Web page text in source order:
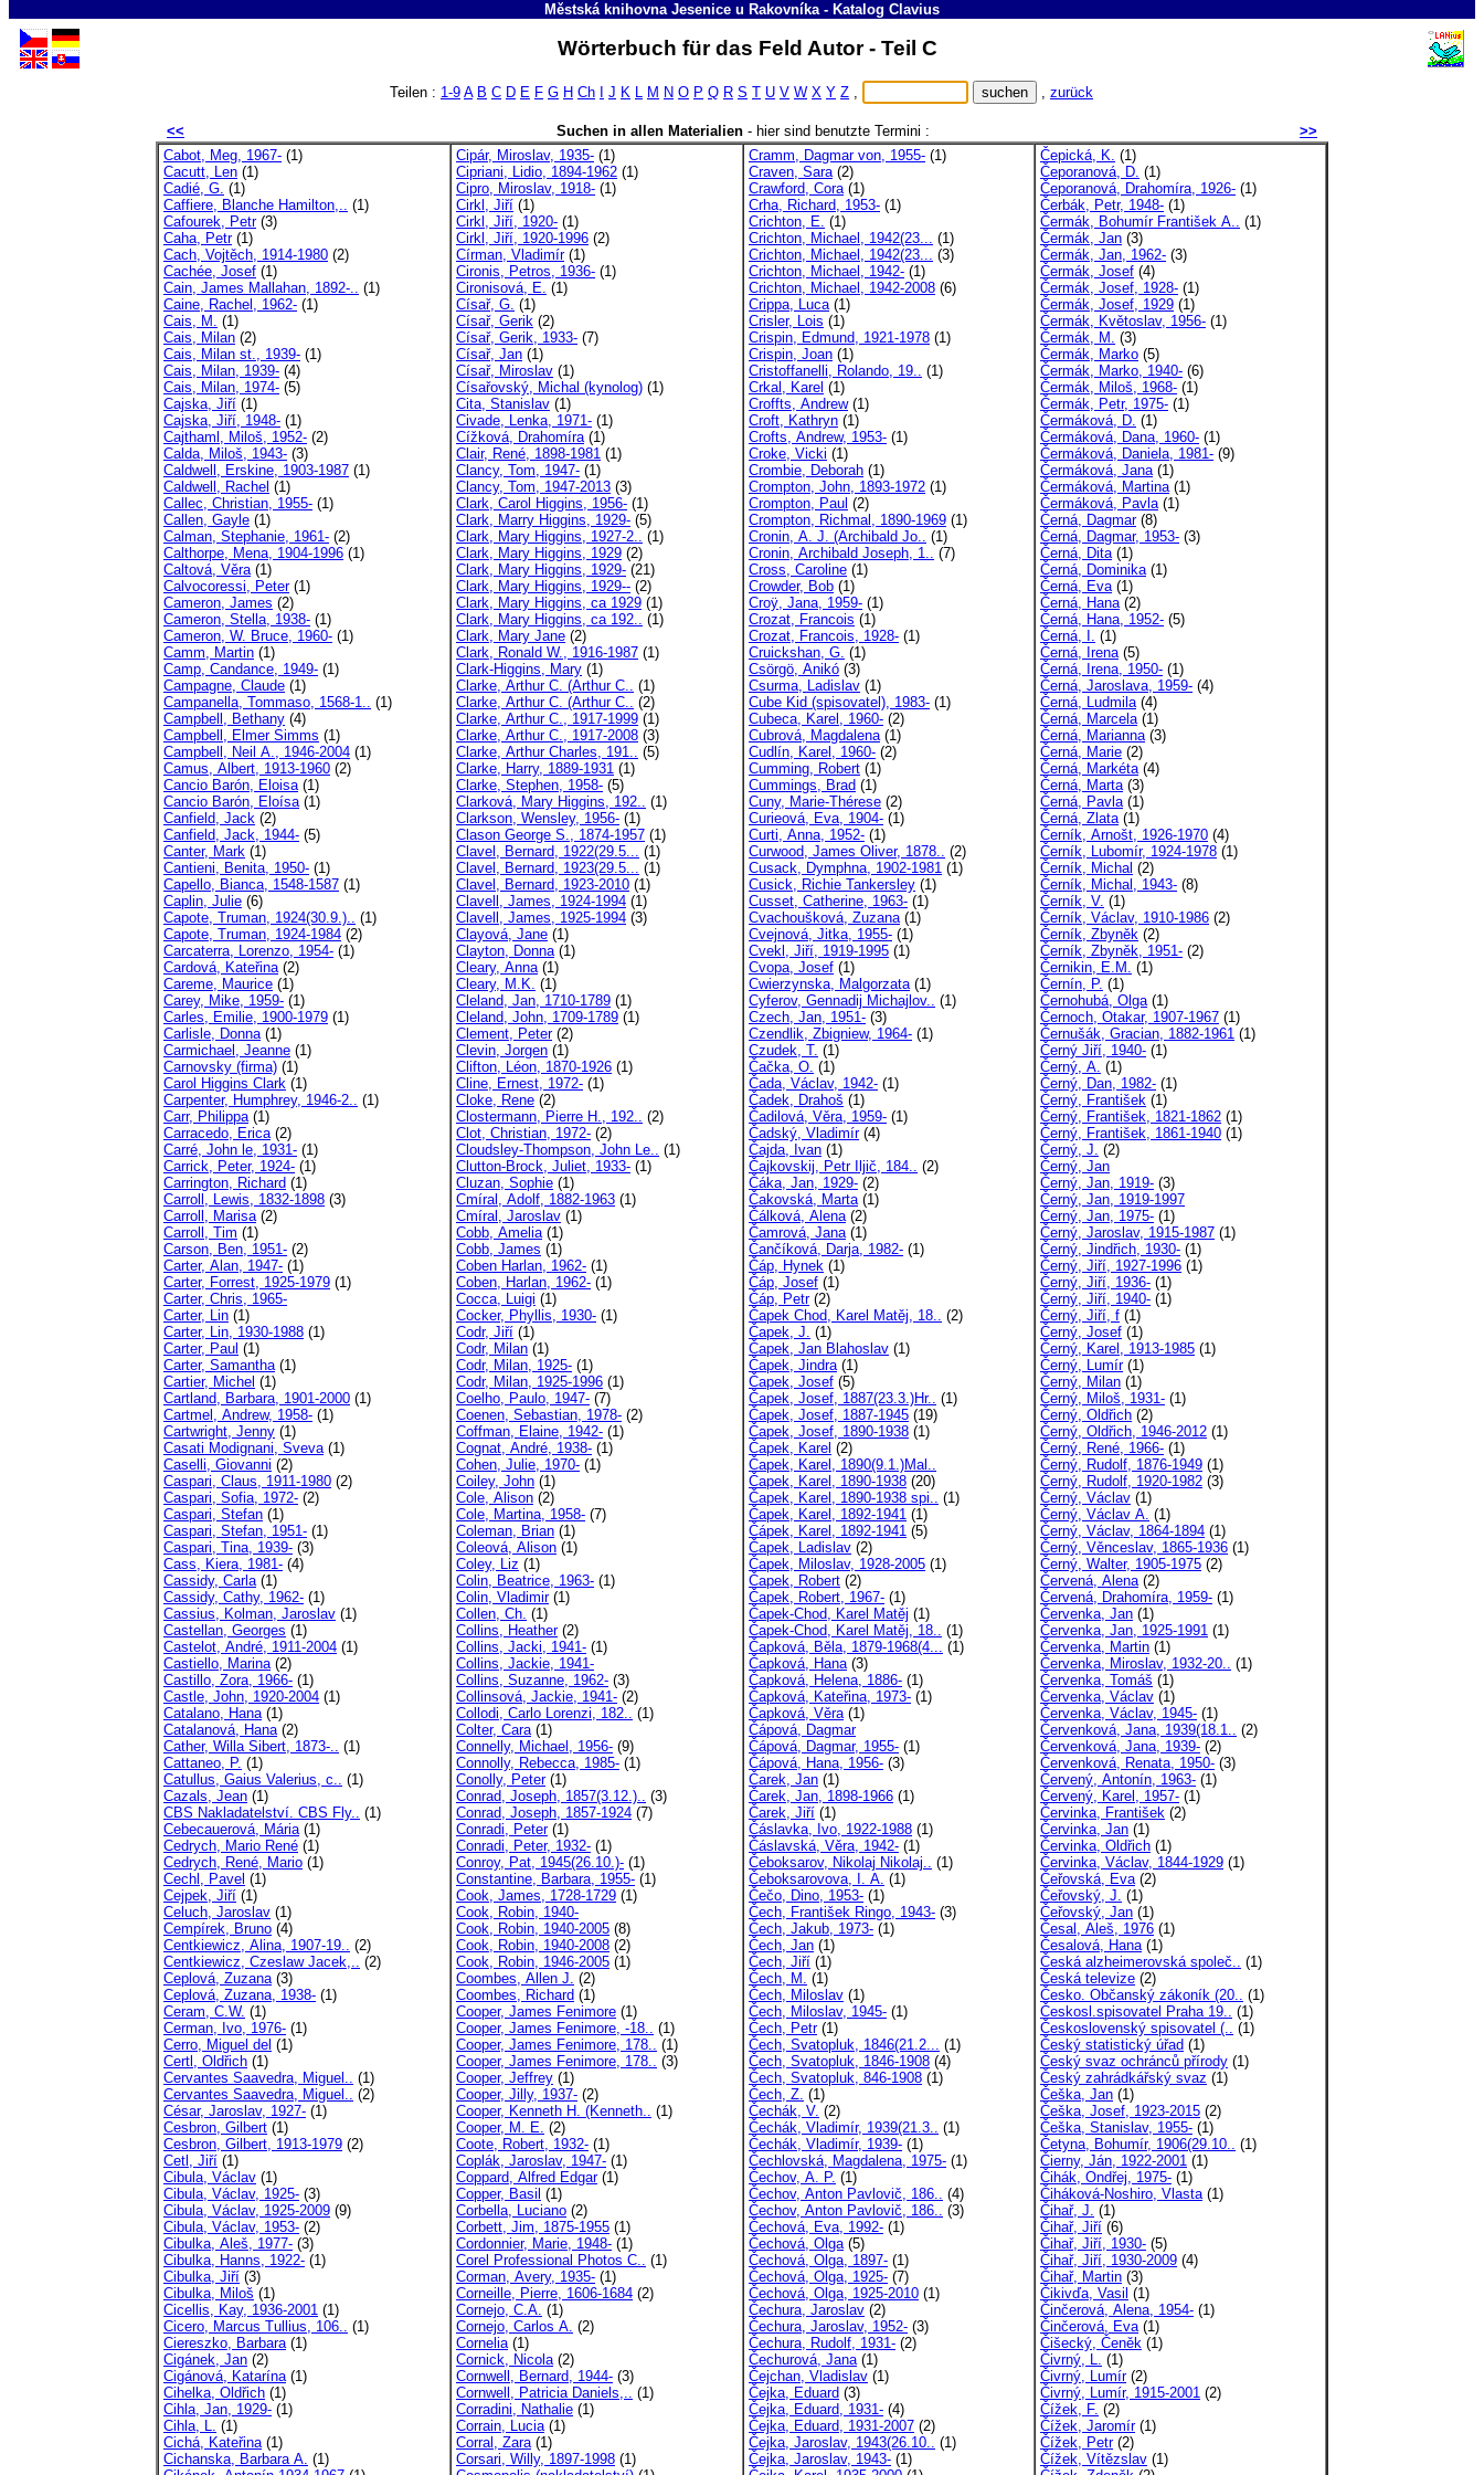
Městská knihovna Jesenice u Rakovníka- Katalog Clavius
Wörterbuch für das Feld Autor - Teil C
Teilen : 1-9 A B C D E F G H Ch J K L M N O P Q R S T U V W X Y Z , , zurück
<< Suchen in allen Materialien- hier sind benutzte Termini :
>>
Cabot, Meg, 1967- (1)
Cacutt, Len (1)
Cadié, G. (1)
Caffiere, Blanche Hamilton,.. (1)
Cafourek, Petr(3)
Caha, Petr(1)
Cach, Vojtěch, 1914-1980 (2)
Cachée, Josef (1)
Cain, James Mallahan, 1892-.. (1)
Caine, Rachel, 1962- (1)
Cais, M. (1)
Cais, Milan (2)
Cais, Milan st., 1939- (1)
Cais, Milan, 1939- (4)
Cais, Milan, 1974- (5)
Cajska, Jiří (1)
Cajska, Jiří, 1948- (1)
Cajthaml, Miloš, 1952- (2)
Calda, Miloš, 1943- (3)
Caldwell, Erskine, 1903-1987 (1)
Caldwell, Rachel (1)
Callec, Christian, 1955- (1)
Callen, Gayle (1)
Calman, Stephanie, 1961- (2)
Calthorpe, Mena, 1904-1996 (1)
Caltová, Věra(1)
Calvocoressi, Peter(1)
Cameron, James (2)
Cameron, Stella, 1938- (1)
Cameron, W. Bruce, 1960- (1)
Camm, Martin (1)
Camp, Candance, 1949- (1)
Campagne, Claude (1)
Campanella, Tommaso, 1568-1.. (1)
Campbell, Bethany (4)
Campbell, Elmer Simms (1)
Campbell, Neil A., 1946-2004 (1)
Camus, Albert, 1913-1960 (2)
Cancio Barón, Eloisa(1)
Cancio Barón, Eloísa(1)
Canfield, Jack (2)
Canfield, Jack, 1944- (5)
Canter, Mark (1)
Cantieni, Benita, 1950- (1)
Capello, Bianca, 1548-1587 (1)
Caplin, Julie (6)
Capote, Truman, 1924(30.9.).. (1)
Capote, Truman, 1924-1984 (2)
Carcaterra, Lorenzo, 1954- (1)
Cardová, Kateřina(2)
Careme, Maurice (1)
Carey, Mike, 1959- (1)
Carles, Emilie, 1900-1979 (1)
Carlisle, Donna(1)
Carmichael, Jeanne (1)
Carnovsky (firma) (1)
Carol Higgins Clark (1)
Carpenter, Humphrey, 1946-2.. (1)
Carr, Philippa(1)
Carracedo, Erica(2)
Carré, John le, 1931- (1)
Carrick, Peter, 1924- (1)
Carrington, Richard (1)
Carroll, Lewis, 1832-1898 (3)
Carroll, Marisa(2)
Carroll, Tim (1)
Carson, Ben, 1951- (2)
Carter, Alan, 1947- (1)
Carter, Forrest, 1925-1979 (1)
Carter, Chris, 1965-
Carter, Lin (1)
Carter, Lin, 1930-1988 (1)
Carter, Paul (1)
Carter, Samantha(1)
Cartier, Michel (1)
Cartland, Barbara, 1901-2000 (1)
Cartmel, Andrew, 1958- (1)
Cartwright, Jenny (1)
Casati Modignani, Sveva(1)
Caselli, Giovanni (2)
Caspari, Claus, 1911-1980 (2)
Caspari, Sofia, 1972- (2)
Caspari, Stefan (1)
Caspari, Stefan, 1951- (1)
Caspari, Tina, 1939- (3)
Cass, Kiera, 1981- (4)
Cassidy, Carla(1)
Cassidy, Cathy, 1962- (1)
Cassius, Kolman, Jaroslav (1)
Castellan, Georges (1)
Castelot, André, 1911-2004 (1)
Castiello, Marina(2)
Castillo, Zora, 1966- (1)
Castle, John, 1920-2004 (1)
Catalano, Hana(1)
Catalanová, Hana(2)
Cather, Willa Sibert, 1873-.. (1)
Cattaneo, P. (1)
Catullus, Gaius Valerius, c.. (1)
Cazals, Jean (1)
CBS Nakladatelství. CBS Fly.. (1)
Cebecauerová, Mária(1)
Cedrych, Mario René (1)
Cedrych, René, Mario (1)
Cechl, Pavel (1)
Cejpek, Jiří (1)
Celuch, Jaroslav (1)
Cempírek, Bruno (4)
Centkiewicz, Alina, 1907-19.. (2)
Centkiewicz, Czeslaw Jacek,.. (2)
Ceplová, Zuzana(3)
Ceplová, Zuzana, 1938- (1)
Ceram, C.W. (1)
Cerman, Ivo, 1976- (1)
Cerro, Miguel del (1)
Certl, Oldřich (1)
Cervantes Saavedra, Miguel.. (1)
Cervantes Saavedra, Miguel.. (2)
César, Jaroslav, 1927- (1)
Cesbron, Gilbert (1)
Cesbron, Gilbert, 1913-1979 (2)
Cetl, Jiří (1)
Cibula, Václav (1)
Cibula, Václav, 1925- (3)
Cibula, Václav, 1925-2009 (9)
Cibula, Václav, 1953- (2)
Cibulka, Aleš, 1977- (3)
Cibulka, Hanns, 1922- (1)
Cibulka, Jiří (3)
Cibulka, Miloš (1)
Cicellis, Kay, 1936-2001 (1)
Cicero, Marcus Tullius, 106.. (1)
Ciereszko, Barbara(1)
Cigánek, Jan (2)
Cigánová, Katarína(1)
Cihelka, Oldřich (1)
Cihla, Jan, 1929- (1)
Cihla, L. (1)
Cichá, Kateřina(1)
Cichanska, Barbara A. (1)
Cipár, Miroslav, 1935- (1)
Cipriani, Lidio, 1894-1962 (1)
Cipro, Miroslav, 1918- (1)
Cirkl, Jiří (1)
Cirkl, Jiří, 1920- (1)
Cirkl, Jiří, 1920-1996 (2)
Círman, Vladimír(1)
Cironis, Petros, 1936- (1)
Cironisová, E. (1)
Císař, G. (1)
Císař, Gerik (2)
Císař, Gerik, 1933- (7)
Císař, Jan (1)
Císař, Miroslav (1)
Císařovský, Michal (kynolog) (1)
Cita, Stanislav (1)
Civade, Lenka, 1971- (1)
Cížková, Drahomíra(1)
Clair, René, 1898-1981 (1)
Clancy, Tom, 1947- (1)
Clancy, Tom, 1947-2013 (3)
Clark, Carol Higgins, 1956- (1)
Clark, Marry Higgins, 1929- (5)
Clark, Mary Higgins, 1927-2.. (1)
Clark, Mary Higgins, 1929 (2)
Clark, Mary Higgins, 1929- (21)
Clark, Mary Higgins, 1929-- (2)
Clark, Mary Higgins, ca 1929 (1)
Clark, Mary Higgins, ca 192.. (1)
Clark, Mary Jane (2)
Clark, Ronald W., 1916-1987 (1)
Clark-Higgins, Mary (1)
Clarke, Arthur C. (Arthur C.. (1)
Clarke, Arthur C. (Arthur C.. (2)
Clarke, Arthur C., 1917-1999 (1)
Clarke, Arthur C., 1917-2008 (3)
Clarke, Arthur Charles, 191.. (5)
Clarke, Harry, 1889-1931 (1)
Clarke, Stephen, 1958- (5)
Clarková, Mary Higgins, 192.. (1)
Clarkson, Wensley, 1956- (1)
Clason George S., 1874-1957 (1)
Clavel, Bernard, 1922(29.5... (1)
Clavel, Bernard, 1923(29.5... (1)
Clavel, Bernard, 1923-2010 (1)
Clavell, James, 1924-1994 (1)
Clavell, James, 1925-1994 (3)
Clayová, Jane (1)
Clayton, Donna(1)
Cleary, Anna(1)
Cleary, M.K. (1)
Cleland, Jan, 1710-1789 (1)
Cleland, John, 1709-1789 (1)
Clement, Peter(2)
Clevin, Jorgen (1)
Clifton, Léon, 1870-1926 (1)
Cline, Ernest, 1972- (1)
Cloke, Rene (2)
Clostermann, Pierre H., 192.. (2)
Clot, Christian, 1972- (2)
Cloudsley-Thompson, John Le.. (1)
Clutton-Brock, Juliet, 1933- (1)
Cluzan, Sophie (1)
Cmíral, Adolf, 1882-1963 (1)
Cmíral, Jaroslav (1)
Cobb, Amelia(1)
Cobb, James (1)
Coben Harlan, 1962- (1)
Coben, Harlan, 1962- (1)
Cocca, Luigi (1)
Cocker, Phyllis, 1930- (1)
Codr, Jiří (1)
Codr, Milan (1)
Codr, Milan, 1925- (1)
Codr, Milan, 1925-1996 (1)
Coelho, Paulo, 1947- (7)
Coenen, Sebastian, 1978- (2)
Coffman, Elaine, 1942- (1)
Cognat, André, 1938- (1)
Cohen, Julie, 1970- (1)
Coiley, John (1)
Cole, Alison (2)
Cole, Martina, 1958- (7)
Coleman, Brian (1)
Coleová, Alison (1)
Coley, Liz (1)
Colin, Beatrice, 1963- (1)
Colin, Vladimir(1)
Collen, Ch. (1)
Collins, Heather(2)
Collins, Jacki, 1941- (1)
Collins, Jackie, 1941-
Collins, Suzanne, 1962- (3)
Collinsová, Jackie, 1941- (2)
Collodi, Carlo Lorenzi, 182.. (1)
Colter, Cara(1)
Connelly, Michael, 1956- (9)
Connolly, Rebecca, 1985- (1)
Conolly, Peter(1)
Conrad, Joseph, 1857(3.12.).. (3)
Conrad, Joseph, 1857-1924 (7)
Conradi, Peter(1)
Conradi, Peter, 1932- (1)
Conroy, Pat, 1945(26.10.)- (1)
Constantine, Barbara, 1955- (1)
Cook, James, 1728-1729 (1)
Cook, Robin, 1940-
Cook, Robin, 1940-2005 (8)
Cook, Robin, 1940-2008 (2)
Cook, Robin, 1946-2005 (1)
Coombes, Allen J. (2)
Coombes, Richard (1)
Cooper, James Fenimore (1)
Cooper, James Fenimore, -18.. (1)
Cooper, James Fenimore, 178.. (1)
Cooper, James Fenimore, 178.. (3)
Cooper, Jeffrey (1)
Cooper, Jilly, 1937- (2)
Cooper, Kenneth H. (Kenneth.. (1)
Cooper, M. E. (2)
Coote, Robert, 1932- (1)
Coplák, Jaroslav, 1947- (1)
Coppard, Alfred Edgar(1)
Copper, Basil (1)
Corbella, Luciano (2)
Corbett, Jim, 1875-1955 (1)
Cordonnier, Marie, 1948- (1)
Corel Professional Photos C.. (1)
Corman, Avery, 1935- (1)
Corneille, Pierre, 1606-1684 (2)
Cornejo, C.A. (1)
Cornejo, Carlos A. (2)
Cornelia(1)
Cornick, Nicola(2)
Cornwell, Bernard, 1944- (3)
Cornwell, Patricia Daniels,.. (1)
Corradini, Nathalie (1)
Corrain, Lucia(1)
Corral, Zara(1)
Corsari, Willy, 1897-1998 (1)
Cramm, Dagmar von, 1955- (1)
Craven, Sara(2)
Crawford, Cora(1)
Crha, Richard, 1953- (1)
Crichton, E. (1)
Crichton, Michael, 1942(23... (1)
Crichton, Michael, 1942(23... (3)
Crichton, Michael, 1942- (1)
Crichton, Michael, 1942-2008 (6)
Crippa, Luca(1)
Crisler, Lois (1)
Crispin, Edmund, 1921-1978 (1)
Crispin, Joan (1)
Cristoffanelli, Rolando, 19.. (1)
Crkal, Karel (1)
Croffts, Andrew(1)
Croft, Kathryn (1)
Crofts, Andrew, 1953- (1)
Croke, Vicki (1)
Crombie, Deborah (1)
Crompton, John, 1893-1972 (1)
Crompton, Paul (2)
Crompton, Richmal, 1890-1969 (1)
Cronin, A. J. (Archibald Jo.. (1)
Cronin, Archibald Joseph, 1.. (7)
Cross, Caroline (1)
Crowder, Bob (1)
Croÿ, Jana, 1959- (1)
Crozat, Francois (1)
Crozat, Francois, 1928- (1)
Cruickshan, G. (1)
Csörgö, Anikó (3)
Csurma, Ladislav (1)
Cube Kid (spisovatel), 1983- (1)
Cubeca, Karel, 1960- (2)
Cubrová, Magdalena(1)
Cudlín, Karel, 1960- (2)
Cumming, Robert (1)
Cummings, Brad (1)
Cuny, Marie-Thérese (2)
Curieová, Eva, 1904- (1)
Curti, Anna, 1952- (1)
Curwood, James Oliver, 1878.. (2)
Cusack, Dymphna, 1902-1981 (1)
Cusick, Richie Tankersley (1)
Cusset, Catherine, 1963- (1)
Cvachoušková, Zuzana(1)
Cvejnová, Jitka, 1955- (1)
Cvekl, Jiří, 1919-1995 (1)
Cvopa, Josef (1)
Cwierzynska, Malgorzata(1)
Cyferov, Gennadij Michajlov.. (1)
Czech, Jan, 1951- (3)
Czendlik, Zbigniew, 1964- (1)
Czudek, T. (1)
Čačka, O. (1)
Čada, Václav, 1942- (1)
Čadek, Drahoš (1)
Čadilová, Věra, 1959- (1)
Čadský, Vladimír(4)
Čajda, Ivan (1)
Čajkovskij, Petr Iljič, 184.. (2)
Čáka, Jan, 1929- (2)
Čakovská, Marta(1)
Čálková, Alena(2)
Čamrová, Jana(1)
Čančíková, Darja, 1982- (1)
Čáp, Hynek (1)
Čáp, Josef (1)
Čáp, Petr(2)
Čapek Chod, Karel Matěj, 18.. (2)
Čapek, J. (1)
Čapek, Jan Blahoslav (1)
Čapek, Jindra(1)
Čapek, Josef (5)
Čapek, Josef, 1887(23.3.)Hr.. (1)
Čapek, Josef, 1887-1945 (19)
Čapek, Josef, 1890-1938 (1)
Čapek, Karel (2)
Čapek, Karel, 1890(9.1.)Mal..
Čapek, Karel, 1890-1938 (20)
Čapek, Karel, 1890-1938 spi.. (1)
Čapek, Karel, 1892-1941 (1)
Čápek, Karel, 1892-1941 (5)
Čapek, Ladislav (2)
Čapek, Miloslav, 1928-2005 (1)
Čapek, Robert (2)
Čapek, Robert, 1967- (1)
Čapek-Chod, Karel Matěj (1)
Čapek-Chod, Karel Matěj, 18.. (1)
Čapková, Běla, 1879-1968(4... (1)
Čapková, Hana(3)
Čapková, Helena, 1886- (1)
Čapková, Kateřina, 1973- (1)
Čapková, Věra(1)
Čápová, Dagmar
Čápová, Dagmar, 1955- (1)
Čápová, Hana, 1956- (3)
Čarek, Jan (1)
Čarek, Jan, 1898-1966 (1)
Čarek, Jiří (1)
Čáslavka, Ivo, 1922-1988 (1)
Čáslavská, Věra, 1942- (1)
Čeboksarov, Nikolaj Nikolaj.. (1)
Čeboksarovova, I. A. (1)
Čečo, Dino, 1953- (1)
Čech, František Ringo, 1943- (3)
Čech, Jakub, 1973- (1)
Čech, Jan (1)
Čech, Jiří (1)
Čech, M. (1)
Čech, Miloslav (1)
Čech, Miloslav, 1945- (1)
Čech, Petr(1)
Čech, Svatopluk, 1846(21.2... (1)
Čech, Svatopluk, 1846-1908 (4)
Čech, Svatopluk, 846-1908 (1)
Čech, Z. (1)
Čechák, V. (2)
Čechák, Vladimír, 1939(21.3.. (1)
Čechák, Vladimír, 1939- (1)
Čechlovská, Magdalena, 1975- (1)
Čechov, A. P. (1)
Čechov, Anton Pavlovič, 186.. (4)
Čechov, Anton Pavlovič, 186.. (3)
Čechová, Eva, 1992- (1)
Čechová, Olga(5)
Čechová, Olga, 1897- (1)
Čechová, Olga, 1925- (7)
Čechová, Olga, 1925-2010 (1)
Čechura, Jaroslav (2)
Čechura, Jaroslav, 1952- (3)
Čechura, Rudolf, 1931- (2)
Čechurová, Jana(1)
Čejchan, Vladislav (1)
Čejka, Eduard (3)
Čejka, Eduard, 1931- (4)
Čejka, Eduard, 1931-2007 (2)
Čejka, Jaroslav, 1943(26.10.. (1)
Čejka, Jaroslav, 1943- (1)
Čepická, K. (1)
Čeporanová, D. (1)
Čeporanová, Drahomíra, 1926- (1)
Čerbák, Petr, 1948- (1)
Čermák, Bohumír František A.. (1)
Čermák, Jan (3)
Čermák, Jan, 1962- (3)
Čermák, Josef (4)
Čermák, Josef, 1928- (1)
Čermák, Josef, 1929 (1)
Čermák, Květoslav, 1956- (1)
Čermák, M. (3)
Čermák, Marko (5)
Čermák, Marko, 1940- (6)
Čermák, Miloš, 1968- (1)
Čermák, Petr, 1975- (1)
Čermáková, D. (1)
Čermáková, Dana, 1960- (1)
Čermáková, Daniela, 1981- (9)
Čermáková, Jana(1)
Čermáková, Martina(1)
Čermáková, Pavla(1)
Černá, Dagmar(8)
Černá, Dagmar, 1953- (3)
Černá, Dita(1)
Černá, Dominika(1)
Černá, Eva(1)
Černá, Hana(2)
Černá, Hana, 1952- (5)
Černá, I. (1)
Černá, Irena(5)
Černá, Irena, 1950- (1)
Černá, Jaroslava, 1959- (4)
Černá, Ludmila(4)
Černá, Marcela(1)
Černá, Marianna(3)
Černá, Marie (2)
Černá, Markéta(4)
Černá, Marta(3)
Černá, Pavla(1)
Černá, Zlata(1)
Černík, Arnošt, 1926-1970 (4)
Černík, Lubomír, 1924-1978 (1)
Černík, Michal (2)
Černík, Michal, 1943- (8)
Černík, V. (1)
Černík, Václav, 1910-1986 (2)
Černík, Zbyněk (2)
Černík, Zbyněk, 1951- (2)
Černikin, E.M. (1)
Černín, P. (1)
Černohubá, Olga(1)
Černoch, Otakar, 1907-1967 (1)
Černušák, Gracian, 1882-1961 (1)
Černý Jiří, 1940- (1)
Černý, A. (1)
Černý, Dan, 1982- (1)
Černý, František (1)
Černý, František, 1821-1862 (1)
Černý, František, 1861-1940 (1)
Černý, J. (2)
Černý, Jan
Černý, Jan, 1919- (3)
Černý, Jan, 1919-1997
Černý, Jan, 1975- (1)
Černý, Jaroslav, 1915-1987 (1)
Černý, Jindřich, 1930- (1)
Černý, Jiří, 1927-1996 (1)
Černý, Jiří, 1936- (1)
Černý, Jiří, 1940- (1)
Černý, Jiří, f (1)
Černý, Josef (1)
Černý, Karel, 1913-1985 (1)
Černý, Lumír(1)
Černý, Milan (1)
Černý, Miloš, 1931- (1)
Černý, Oldřich (2)
Černý, Oldřich, 1946-2012 (1)
Černý, René, 1966- (1)
Černý, Rudolf, 1876-1949 (1)
Černý, Rudolf, 1920-1982 (3)
Černý, Václav (1)
Černý, Václav A. (1)
Černý, Václav, 1864-1894 (1)
Černý, Věnceslav, 1865-1936 (1)
Černý, Walter, 1905-1975 (2)
Červená, Alena(2)
Červená, Drahomíra, 1959- (1)
Červenka, Jan (1)
Červenka, Jan, 1925-1991 (1)
Červenka, Martin (1)
Červenka, Miroslav, 1932-20.. (1)
Červenka, Tomáš (1)
Červenka, Václav (1)
Červenka, Václav, 1945- (1)
Červenková, Jana, 1939(18.1.. (2)
Červenková, Jana, 1939- (2)
Červenková, Renata, 1950- (3)
Červený, Antonín, 1963- (1)
Červený, Karel, 1957- (1)
Červinka, František (2)
Červinka, Jan (1)
Červinka, Oldřich (1)
Červinka, Václav, 1844-1929 (1)
Čeřovská, Eva(2)
Čeřovský, J. (1)
Čeřovský, Jan (1)
Česal, Aleš, 1976 (1)
Česalová, Hana(1)
Česká alzheimerovská společ.. (1)
Česká televize (2)
Česko. Občanský zákoník (20.. (1)
Českosl.spisovatel Praha 19.. (1)
Československý spisovatel (.. (1)
Český statistický úřad (1)
Český svaz ochránců přírody (1)
Český zahrádkářský svaz (1)
Češka, Jan (1)
Češka, Josef, 1923-2015 (2)
Češka, Stanislav, 1955- (1)
Četyna, Bohumír, 1906(29.10.. (1)
Čierny, Ján, 1922-2001 (1)
Čihák, Ondřej, 1975- (1)
Čiháková-Noshiro, Vlasta(1)
Čihař, J. (1)
Čihař, Jiří (6)
Čihař, Jiří, 1930- (5)
Čihař, Jiří, 1930-2009 (4)
Čihař, Martin (3)
Čikivďa, Vasil (1)
Činčerová, Alena, 1954- (1)
Činčerová, Eva(1)
Čišecký, Čeněk (1)
Čivrný, L. (1)
Čivrný, Lumír(2)
Čivrný, Lumír, 1915-2001 (2)
Čížek, F. (2)
Čížek, Jaromír(1)
Čížek, Petr(2)
Čížek, Vítězslav (1)